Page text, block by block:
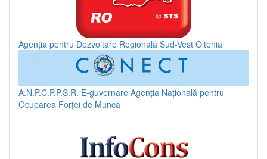
Agenția pentru Dezvoltare Regională Sud-Vest Oltenia
A.N.P.C.P.P.S.R. E-guvernare Agenția Națională pentru
Ocuparea Forței de Muncă